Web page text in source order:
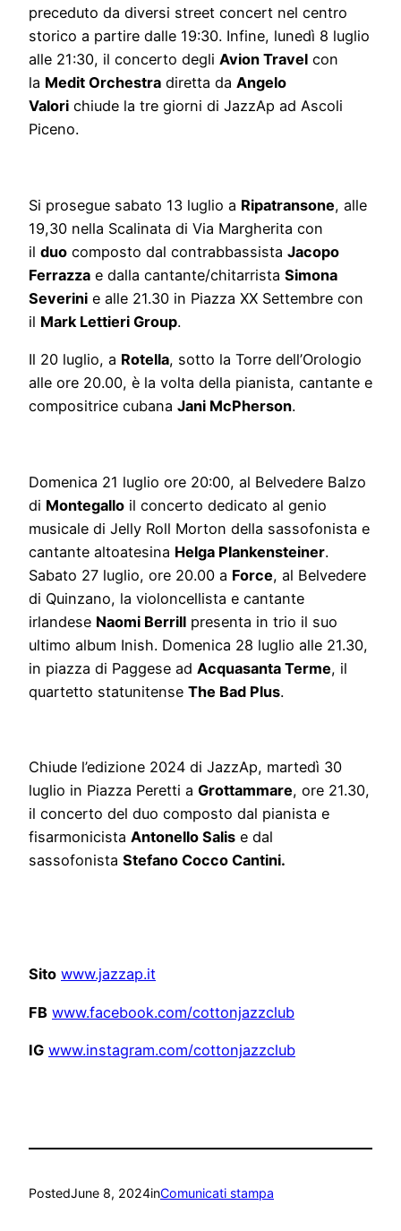
preceduto da diversi street concert nel centro
storico a partire dalle 19:30. Infine, lunedì 8 luglio
alle 21:30, il concerto degli Avion Travel con
la Medit Orchestra diretta da Angelo
Valori chiude la tre giorni di JazzAp ad Ascoli
Piceno.
Si prosegue sabato 13 luglio a Ripatransone, alle
19,30 nella Scalinata di Via Margherita con
il duo composto dal contrabbassista Jacopo
Ferrazza e dalla cantante/chitarrista Simona
Severini e alle 21.30 in Piazza XX Settembre con
il Mark Lettieri Group.
Il 20 luglio, a Rotella, sotto la Torre dell’Orologio
alle ore 20.00, è la volta della pianista, cantante e
compositrice cubana Jani McPherson.
Domenica 21 luglio ore 20:00, al Belvedere Balzo
di Montegallo il concerto dedicato al genio
musicale di Jelly Roll Morton della sassofonista e
cantante altoatesina Helga Plankensteiner.
Sabato 27 luglio, ore 20.00 a Force, al Belvedere
di Quinzano, la violoncellista e cantante
irlandese Naomi Berrill presenta in trio il suo
ultimo album Inish. Domenica 28 luglio alle 21.30,
in piazza di Paggese ad Acquasanta Terme, il
quartetto statunitense The Bad Plus.
Chiude l’edizione 2024 di JazzAp, martedì 30
luglio in Piazza Peretti a Grottammare, ore 21.30,
il concerto del duo composto dal pianista e
fisarmonicista Antonello Salis e dal
sassofonista Stefano Cocco Cantini.
Sito www.jazzap.it
FB www.facebook.com/cottonjazzclub
IG www.instagram.com/cottonjazzclub
PostedJune 8, 2024inComunicati stampa